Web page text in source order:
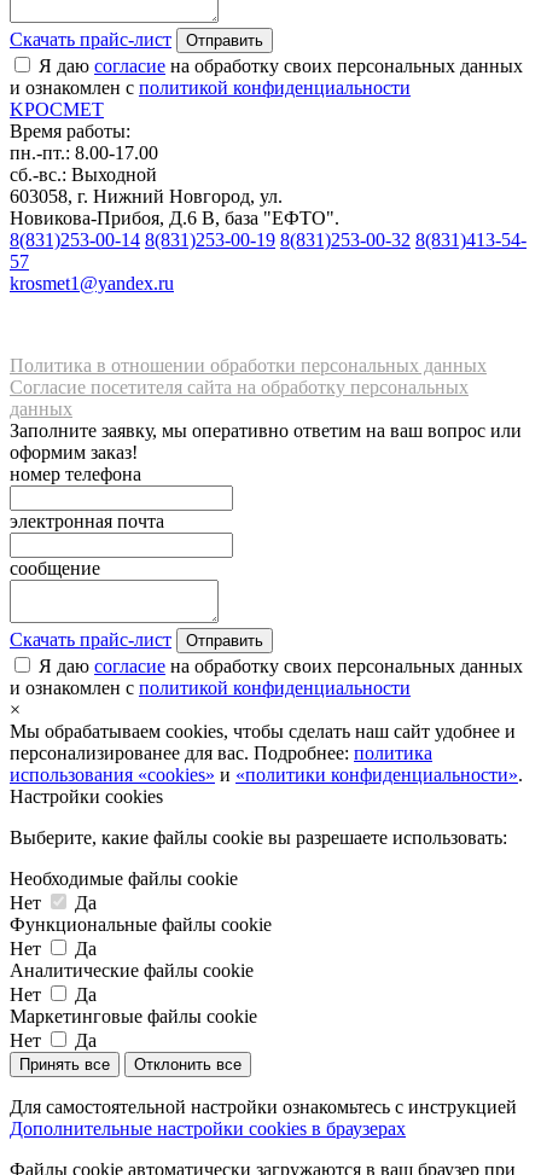
Скачать прайс-лист Отправить
Я даю согласие на обработку своих персональных данных
и ознакомлен с политикой конфиденциальности
KРОСМЕТ
Время работы:
пн.-пт.: 8.00-17.00
сб.-вс.: Выходной
603058, г. Нижний Новгород, ул.
Новикова-Прибоя, Д.6 В, база "ЕФТО".
8(831)253-00-14 8(831)253-00-19 8(831)253-00-32 8(831)413-54-
57
krosmet1@yandex.ru
Политика в отношении обработки персональных данных
Согласие посетителя сайта на обработку персональных
данных
Заполните заявку, мы оперативно ответим на ваш вопрос или
оформим заказ!
номер телефона
электронная почта
сообщение
Скачать прайс-лист Отправить
Я даю согласие на обработку своих персональных данных
и ознакомлен с политикой конфиденциальности
×
Мы обрабатываем cookies, чтобы сделать наш сайт удобнее и
персонализированее для вас. Подробнее: политика
использования «cookies» и «политики конфиденциальности».
Настройки cookies
Выберите, какие файлы cookie вы разрешаете использовать:
Необходимые файлы cookie
Нет
Да
Функциональные файлы cookie
Нет
Да
Аналитические файлы cookie
Нет
Да
Маркетинговые файлы cookie
Нет
Да
Принять все Отклонить все
Для самостоятельной настройки ознакомьтесь с инструкцией
Дополнительные настройки cookies в браузерах
Файлы cookie автоматически загружаются в ваш браузер при